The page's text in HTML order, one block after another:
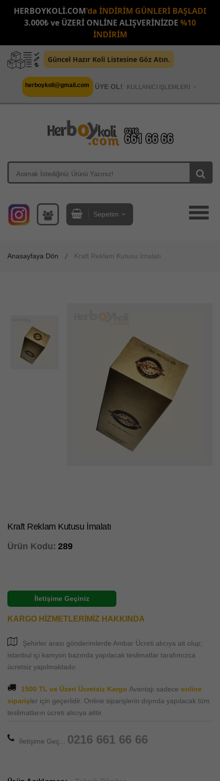
HERBOYKOLİ.COM'da İNDİRİM GÜNLERİ BAŞLADI
3.000₺ ve ÜZERİ ONLİNE ALIŞVERİNİZDE %10
İNDİRİM
Güncel Hazır Koli Listesine Göz Atın.
KULLANICI İŞLEMLERİ
ÜYE OL!
herboykoli@gmail.com
Sepetim
Anasayfaya Dön Kraft Reklam Kutusu İmalatı
Kraft Reklam Kutusu İmalatı
Ürün Kodu: 289
İletişime Geçiniz
KARGO HİZMETLERİMİZ HAKKINDA
Şehirler arası gönderimlerde Ambar Ücreti alıcıya ait olup;
istanbul içi kamyon bazında yapılacak teslimatlar tarafımızca
ücretsiz yapılmaktadır.
1500 TL ve Üzeri Ücretsiz Kargo Avantajı sadece online
siparişler için geçerlidir. Online siparişlerin dışında yapılacak tüm
teslimatların ücreti alıcıya aittir.
İletişime Geç... 0216 661 66 66